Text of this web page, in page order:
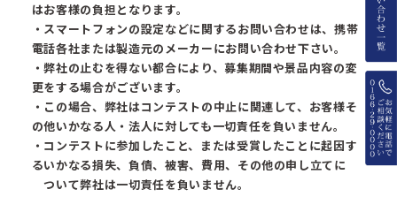
はお客様の負担となります。
・スマートフォンの設定などに関するお問い合わせは、携帯
電話各社または製造元のメーカーにお問い合わせ下さい。
・弊社の止むを得ない都合により、募集期間や景品内容の変
更をする場合がございます。
・この場合、弊社はコンテストの中止に関連して、お客様そ
の他いかなる人・法人に対しても一切責任を負いません。
・コンテストに参加したこと、または受賞したことに起因す
るいかなる損失、負債、被害、費用、その他の申し立てに
ついて弊社は一切責任を負いません。